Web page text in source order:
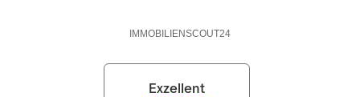
IMMOBILIENSCOUT24